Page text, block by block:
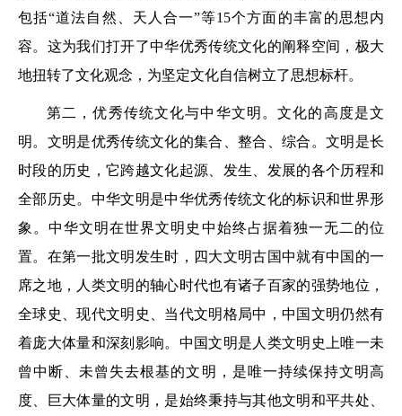
包括“道法自然、天人合一”等15个方面的丰富的思想内
容。这为我们打开了中华优秀传统文化的阐释空间，极大
地扭转了文化观念，为坚定文化自信树立了思想标杆。
第二，优秀传统文化与中华文明。文化的高度是文
明。文明是优秀传统文化的集合、整合、综合。文明是长
时段的历史，它跨越文化起源、发生、发展的各个历程和
全部历史。中华文明是中华优秀传统文化的标识和世界形
象。中华文明在世界文明史中始终占据着独一无二的位
置。在第一批文明发生时，四大文明古国中就有中国的一
席之地，人类文明的轴心时代也有诸子百家的强势地位，
全球史、现代文明史、当代文明格局中，中国文明仍然有
着庞大体量和深刻影响。中国文明是人类文明史上唯一未
曾中断、未曾失去根基的文明，是唯一持续保持文明高
度、巨大体量的文明，是始终秉持与其他文明和平共处、